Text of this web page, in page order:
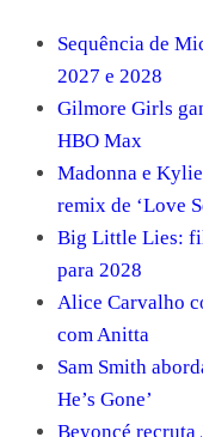
Sequência de
2027 e 2028
Gilmore Girls
HBO Max
Madonna e
remix de ‘Love
Big Little Lies:
para 2028
Alice Carvalho
com Anitta
Sam Smith
He’s Gone’
Beyoncé recruta